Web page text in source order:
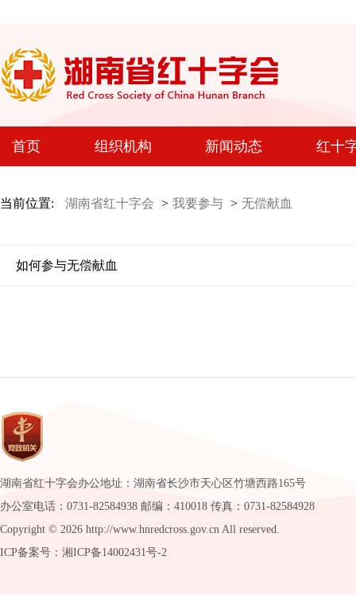
首页 组织机构 新闻动态 红十
当前位置: 湖南省红十字会 > 我要参与 > 无偿献血
如何参与无偿献血
湖南省红十字会办公地址：湖南省长沙市天心区竹塘西路165号
办公室电话：0731-82584938 邮编：410018 传真：0731-82584928
Copyright © 2026 http://www.hnredcross.gov.cn All reserved.
ICP备案号：湘ICP备14002431号-2